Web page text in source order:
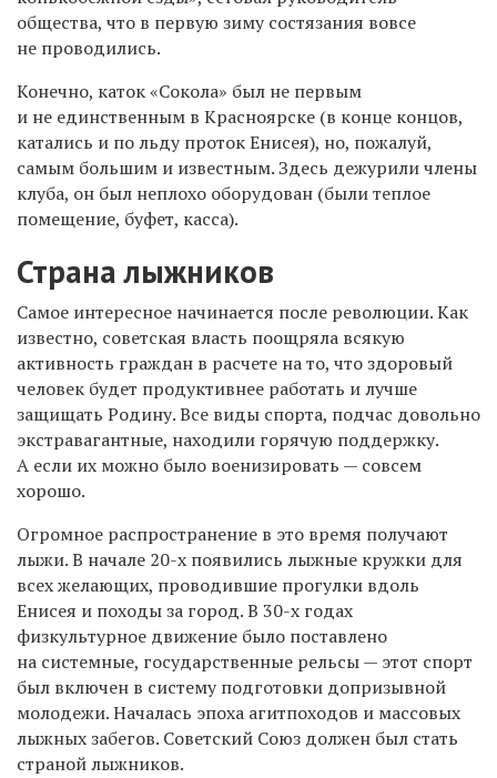
общества, что в первую зиму состязания вовсе
не проводились.
Конечно, каток «Сокола» был не первым
и не единственным в Красноярске (в конце концов,
катались и по льду проток Енисея), но, пожалуй,
самым большим и известным. Здесь дежурили члены
клуба, он был неплохо оборудован (были теплое
помещение, буфет, касса).
Страна лыжников
Самое интересное начинается после революции. Как
известно, советская власть поощряла всякую
активность граждан в расчете на то, что здоровый
человек будет продуктивнее работать и лучше
защищать Родину. Все виды спорта, подчас довольно
экстравагантные, находили горячую поддержку.
А если их можно было военизировать — совсем
хорошо.
Огромное распространение в это время получают
лыжи. В начале 20-х появились лыжные кружки для
всех желающих, проводившие прогулки вдоль
Енисея и походы за город. В 30-х годах
физкультурное движение было поставлено
на системные, государственные рельсы — этот спорт
был включен в систему подготовки допризывной
молодежи. Началась эпоха агитпоходов и массовых
лыжных забегов. Советский Союз должен был стать
страной лыжников.